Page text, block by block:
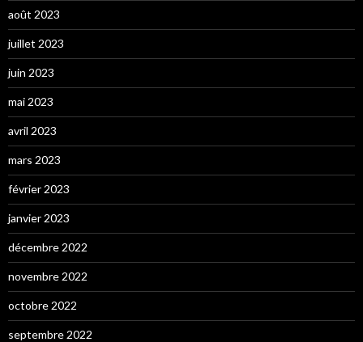
août 2023
juillet 2023
juin 2023
mai 2023
avril 2023
mars 2023
février 2023
janvier 2023
décembre 2022
novembre 2022
octobre 2022
septembre 2022